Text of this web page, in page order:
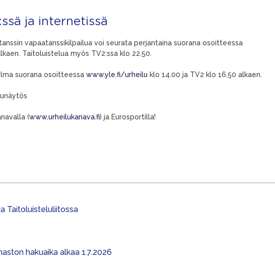
ja internetissä
vapaatanssikilpailua voi seurata perjantaina suorana osoitteessa
Taitoluistelua myös TV2:ssa klo 22.50.
suorana osoitteessa www.yle.fi/urheilu klo 14.00 ja TV2 klo 16.50 alkaen.
(www.urheilukanava.fi) ja Eurosportilla!
Taitoluisteluliitossa
hakuaika alkaa 1.7.2026